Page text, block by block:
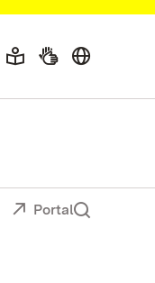
Portal